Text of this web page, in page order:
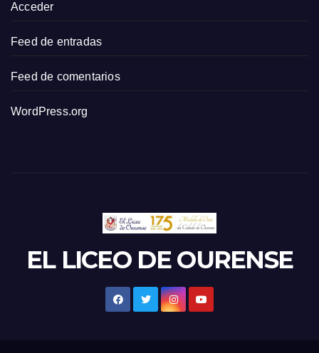
Acceder
Feed de entradas
Feed de comentarios
WordPress.org
EL LICEO DE OURENSE